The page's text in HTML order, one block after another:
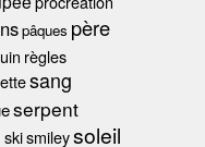
pâques père
règles
sang
serpent
skismileysoleil